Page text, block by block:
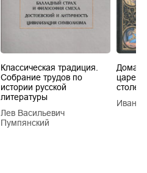
Классическая традиция.
Собрание трудов по
истории русской
литературы
Лев Васильевич
Пумпянский
царей
Иван